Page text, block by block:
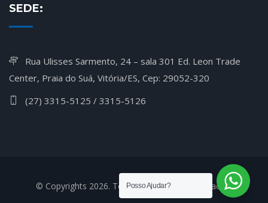
SEDE:
Rua Ulisses Sarmento, 24 – sala 301 Ed. Leon Trade
Center, Praia do Suá, Vitória/ES, Cep: 29052-320
(27) 3315-5125 / 3315-5126
© Copyrights 2026. Todos os Direitos Reservados.
Posso Ajudar?